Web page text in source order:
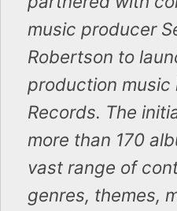
music producer
Robertson to
production music
Records. The
more than 170
vast range of
genres, themes,